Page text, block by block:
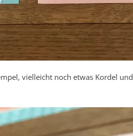
vielleicht noch etwas Kordel und